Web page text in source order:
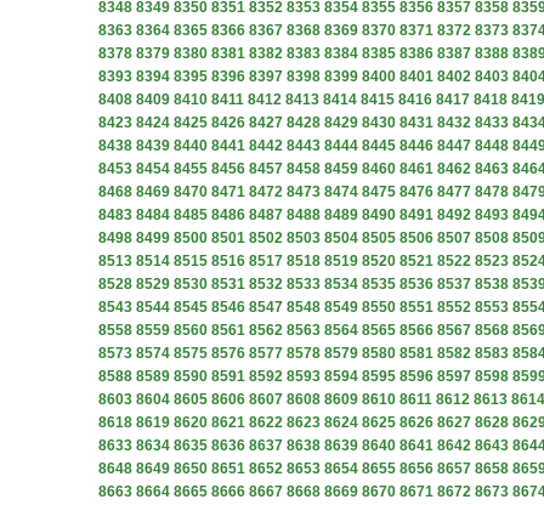
8348 8349 8350 8351 8352 8353 8354 8355 8356 8357 8358
8363 8364 8365 8366 8367 8368 8369 8370 8371 8372 8373
8378 8379 8380 8381 8382 8383 8384 8385 8386 8387 8388
8393 8394 8395 8396 8397 8398 8399 8400 8401 8402 8403
8408 8409 8410 8411 8412 8413 8414 8415 8416 8417 8418 8419
8423 8424 8425 8426 8427 8428 8429 8430 8431 8432 8433
8438 8439 8440 8441 8442 8443 8444 8445 8446 8447 8448
8453 8454 8455 8456 8457 8458 8459 8460 8461 8462 8463
8468 8469 8470 8471 8472 8473 8474 8475 8476 8477 8478
8483 8484 8485 8486 8487 8488 8489 8490 8491 8492 8493
8498 8499 8500 8501 8502 8503 8504 8505 8506 8507 8508
8513 8514 8515 8516 8517 8518 8519 8520 8521 8522 8523
8528 8529 8530 8531 8532 8533 8534 8535 8536 8537 8538
8543 8544 8545 8546 8547 8548 8549 8550 8551 8552 8553
8558 8559 8560 8561 8562 8563 8564 8565 8566 8567 8568
8573 8574 8575 8576 8577 8578 8579 8580 8581 8582 8583
8588 8589 8590 8591 8592 8593 8594 8595 8596 8597 8598
8603 8604 8605 8606 8607 8608 8609 8610 8611 8612 8613 8614
8618 8619 8620 8621 8622 8623 8624 8625 8626 8627 8628
8633 8634 8635 8636 8637 8638 8639 8640 8641 8642 8643
8648 8649 8650 8651 8652 8653 8654 8655 8656 8657 8658
8663 8664 8665 8666 8667 8668 8669 8670 8671 8672 8673